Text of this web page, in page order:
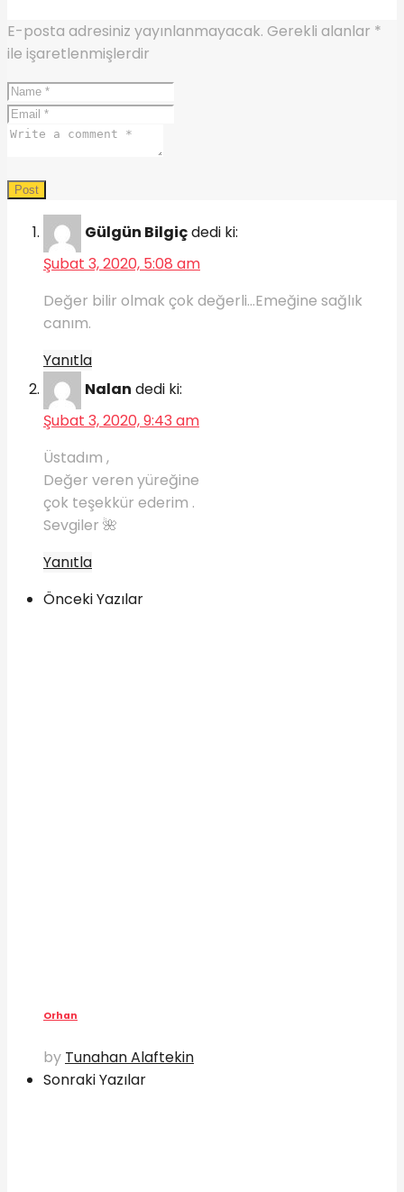
E-posta adresiniz yayınlanmayacak. Gerekli alanlar *
ile işaretlenmişlerdir
Gülgün Bilgiçdedi ki:
Şubat 3, 2020, 5:08 am
Değer bilir olmak çok değerli…Emeğine sağlık
canım.
Yanıtla
Nalan dedi ki:
Şubat 3, 2020, 9:43 am
Üstadım ,
Değer veren yüreğine
çok teşekkür ederim .
Sevgiler 🌺
Yanıtla
Önceki Yazılar
Orhan
by Tunahan Alaftekin
Sonraki Yazılar